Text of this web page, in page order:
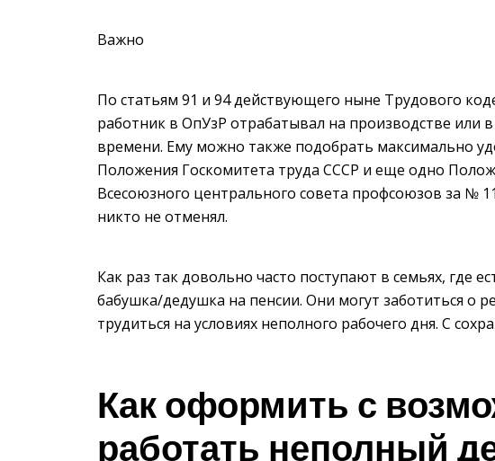
Важно
По статьям 91 и 94 действующего ныне Трудового
работник в ОпУзР отрабатывал на производстве
времени. Ему можно также подобрать максимально
Положения Госкомитета труда СССР и еще одно
Всесоюзного центрального совета профсоюзов за №
никто не отменял.
Как раз так довольно часто поступают в семьях, где
бабушка/дедушка на пенсии. Они могут заботиться о
трудиться на условиях неполного рабочего дня. С
Как оформить с
работать неполный